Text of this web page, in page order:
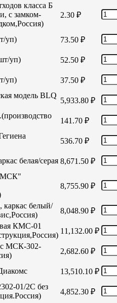
класса Б
с замком-
2.30 ₽
уп) 73.50 ₽
уп) 52.50 ₽
уп) 37.50 ₽
модель BLQ
5,933.80 ₽
141.70 ₽
536.70 ₽
белая/серая 8,671.50 ₽
8,755.90 ₽
каркас белый/
8,048.90 ₽
КМС-01
11,132.00 ₽
МСК-302-
2,682.60 ₽
13,510.10 ₽
01/2С без
4,852.30 ₽